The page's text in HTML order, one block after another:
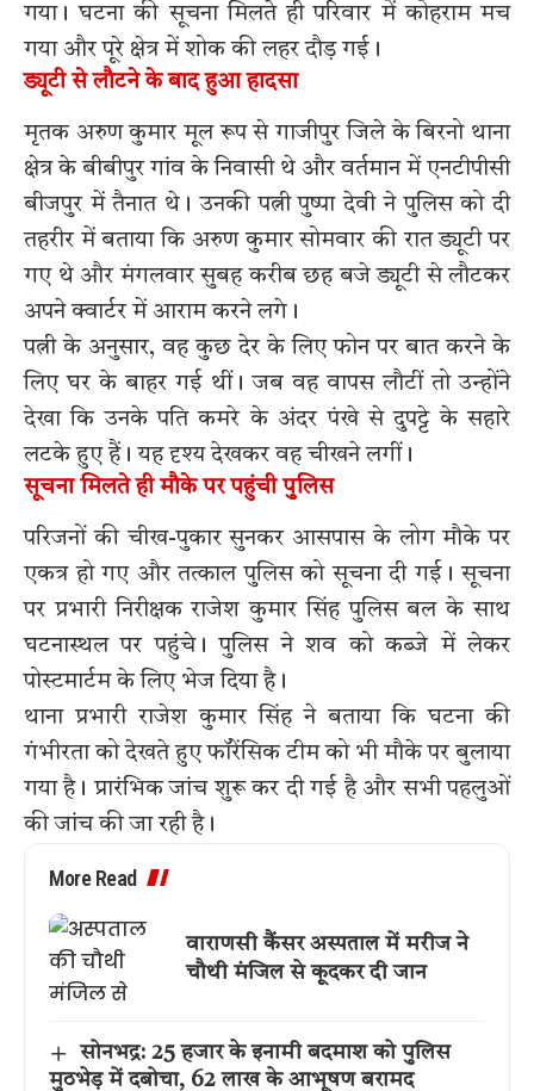
गया। घटना की सूचना मिलते ही परिवार में कोहराम मच
गया और पूरे क्षेत्र में शोक की लहर दौड़ गई।
ड्यूटी से लौटने के बाद हुआ हादसा
मृतक अरुण कुमार मूल रूप से गाजीपुर जिले के बिरनो थाना
क्षेत्र के बीबीपुर गांव के निवासी थे और वर्तमान में एनटीपीसी
बीजपुर में तैनात थे। उनकी पत्नी पुष्पा देवी ने पुलिस को दी
तहरीर में बताया कि अरुण कुमार सोमवार की रात ड्यूटी पर
गए थे और मंगलवार सुबह करीब छह बजे ड्यूटी से लौटकर
अपने क्वार्टर में आराम करने लगे।
पत्नी के अनुसार, वह कुछ देर के लिए फोन पर बात करने के
लिए घर के बाहर गई थीं। जब वह वापस लौटीं तो उन्होंने
देखा कि उनके पति कमरे के अंदर पंखे से दुपट्टे के सहारे
लटके हुए हैं। यह दृश्य देखकर वह चीखने लगीं।
सूचना मिलते ही मौके पर पहुंची पुलिस
परिजनों की चीख-पुकार सुनकर आसपास के लोग मौके पर
एकत्र हो गए और तत्काल पुलिस को सूचना दी गई। सूचना
पर प्रभारी निरीक्षक राजेश कुमार सिंह पुलिस बल के साथ
घटनास्थल पर पहुंचे। पुलिस ने शव को कब्जे में लेकर
पोस्टमार्टम के लिए भेज दिया है।
थाना प्रभारी राजेश कुमार सिंह ने बताया कि घटना की
गंभीरता को देखते हुए फॉरेंसिक टीम को भी मौके पर बुलाया
गया है। प्रारंभिक जांच शुरू कर दी गई है और सभी पहलुओं
की जांच की जा रही है।
More Read
वाराणसी कैंसर अस्पताल में मरीज ने
चौथी मंजिल से कूदकर दी जान
सोनभद्र: 25 हजार के इनामी बदमाश को पुलिस
मुठभेड़ में दबोचा, 62 लाख के आभूषण बरामद